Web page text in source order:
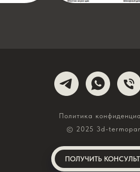
Политика
© 2025 3d-
ПОЛУЧИТЬ